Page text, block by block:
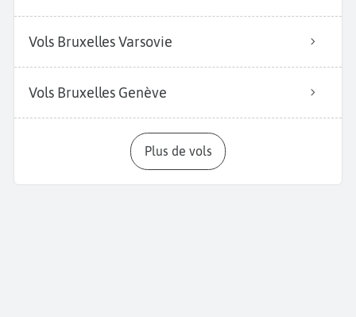
Vols Bruxelles Varsovie
Vols Bruxelles Genève
Plus de vols